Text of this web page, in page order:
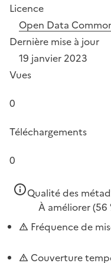
Licence
Open Data
Dernière mise à jour
19 janvier 2023
Vues
0
Téléchargements
0
Qualité des
À améliorer(56
Fréquence de
Couverture